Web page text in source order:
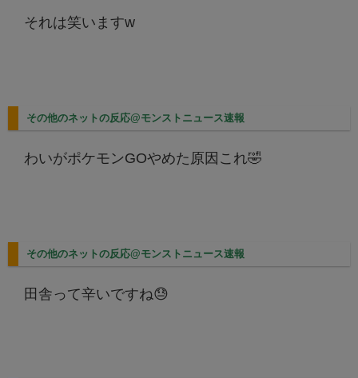
それは笑いますw
その他のネットの反応@モンストニュース速報
わいがポケモンGOやめた原因これ🤣
その他のネットの反応@モンストニュース速報
田舎って辛いですね😓